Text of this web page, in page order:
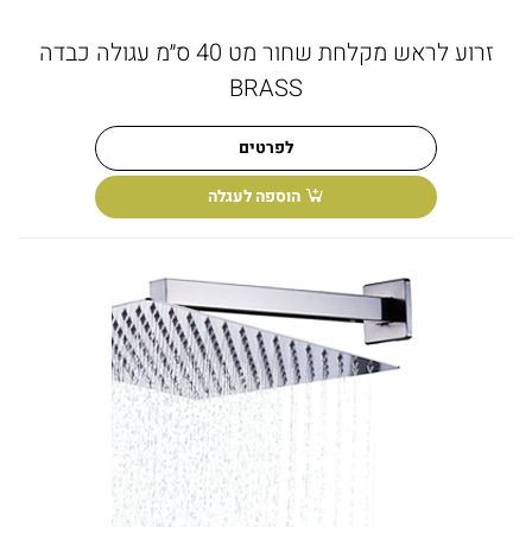
זרוע לראש מקלחת שחור מט 40 ס״מ עגולה כבדה
BRASS
לפרטים
הוספה לעגלה